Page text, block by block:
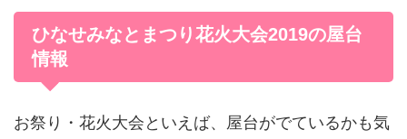
ひなせみなとまつり花火大会2019の屋台
情報
お祭り・花火大会といえば、屋台がでているかも気